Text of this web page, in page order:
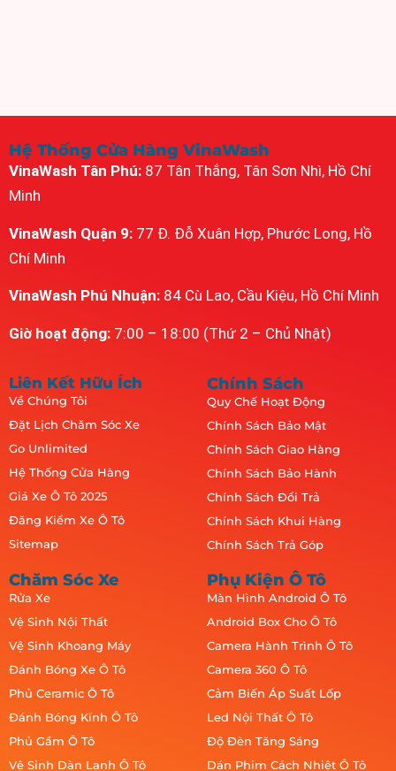
Hệ Thống Cửa Hàng VinaWash
VinaWash Tân Phú: 87 Tân Thắng, Tân Sơn Nhì, Hồ Chí
Minh
VinaWash Quận 9: 77 Đ. Đỗ Xuân Hợp, Phước Long, Hồ
Chí Minh
VinaWash Phú Nhuận: 84 Cù Lao, Cầu Kiệu, Hồ Chí Minh
Giờ hoạt động: 7:00 – 18:00 (Thứ 2 – Chủ Nhật)
Liên Kết Hữu Ích
Về Chúng Tôi
Đặt Lịch Chăm Sóc Xe
Go Unlimited
Hệ Thống Cửa Hàng
Giá Xe Ô Tô 2025
Đăng Kiểm Xe Ô Tô
Sitemap
Chính Sách
Quy Chế Hoạt Động
Chính Sách Bảo Mật
Chính Sách Giao Hàng
Chính Sách Bảo Hành
Chính Sách Đổi Trả
Chính Sách Khui Hàng
Chính Sách Trả Góp
Chăm Sóc Xe
Rửa Xe
Vệ Sinh Nội Thất
Vệ Sinh Khoang Máy
Đánh Bóng Xe Ô Tô
Phủ Ceramic Ô Tô
Đánh Bóng Kính Ô Tô
Phủ Gầm Ô Tô
Vệ Sinh Dàn Lạnh Ô Tô
Phụ Kiện Ô Tô
Màn Hình Android Ô Tô
Android Box Cho Ô Tô
Camera Hành Trình Ô Tô
Camera 360 Ô Tô
Cảm Biến Áp Suất Lốp
Led Nội Thất Ô Tô
Độ Đèn Tăng Sáng
Dán Phim Cách Nhiệt Ô Tô